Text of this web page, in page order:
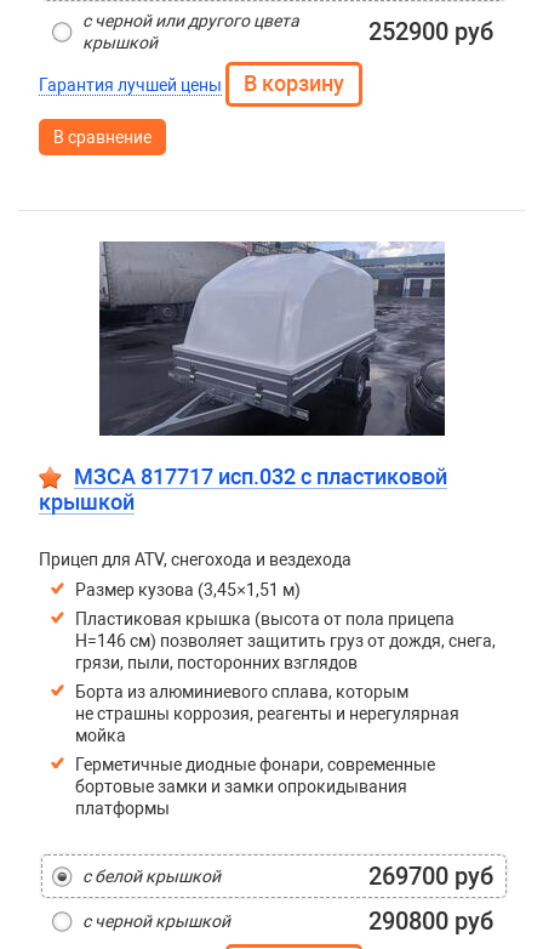
с черной или другого цвета
крышкой
252900 руб
Гарантия лучшей цены
В сравнение
МЗСА 817717 исп.032 с пластиковой
крышкой
Прицеп для ATV, снегохода и вездехода
Размер кузова (3,45×1,51 м)
Пластиковая крышка (высота от пола прицепа
H=146 см) позволяет защитить груз от дождя, снега,
грязи, пыли, посторонних взглядов
Борта из алюминиевого сплава, которым
не страшны коррозия, реагенты и нерегулярная
мойка
Герметичные диодные фонари, современные
бортовые замки и замки опрокидывания
платформы
с белой крышкой 269700 руб
с черной крышкой 290800 руб